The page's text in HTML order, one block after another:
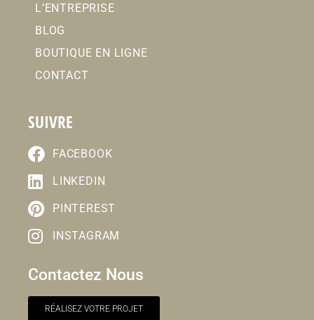
L’ENTREPRISE
BLOG
BOUTIQUE EN LIGNE
CONTACT
SUIVRE
FACEBOOK
LINKEDIN
PINTEREST
INSTAGRAM
Contactez Nous
RÉALISEZ VOTRE PROJET